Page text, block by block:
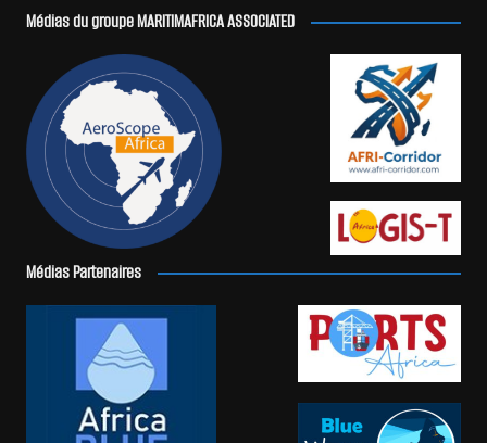
Médias du groupe MARITIMAFRICA ASSOCIATED
Médias Partenaires